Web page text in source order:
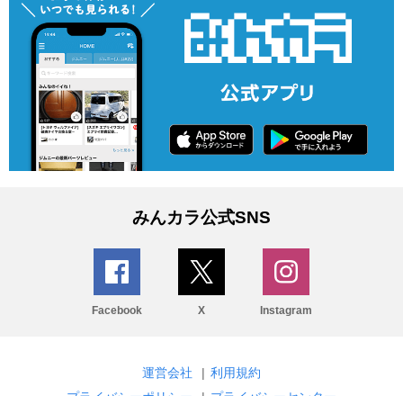
みんカラ公式SNS
Facebook X Instagram
運営会社 | 利用規約